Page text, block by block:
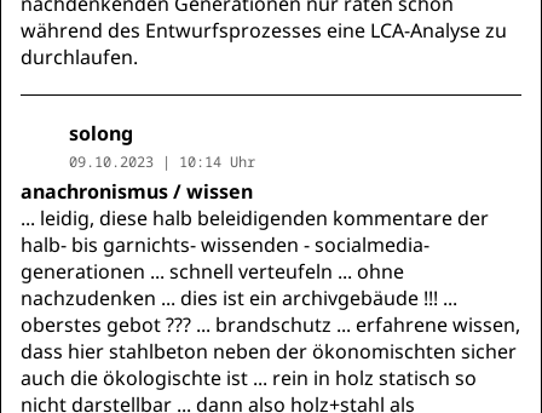
während des Entwurfsprozesses eine LCA-Analyse zu
durchlaufen.
solong
09.10.2023 | 10:14 Uhr
anachronismus / wissen
... leidig, diese halb beleidigenden kommentare der
halb- bis garnichts- wissenden - socialmedia-
generationen ... schnell verteufeln ... ohne
nachzudenken ... dies ist ein archivgebäude !!! ...
oberstes gebot ??? ... brandschutz ... erfahrene wissen,
dass hier stahlbeton neben der ökonomischten sicher
auch die ökologischte ist ... rein in holz statisch so
nicht darstellbar ... dann also holz+stahl als